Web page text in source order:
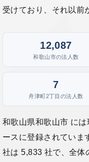
受けており、それ以前
12,087
和歌山市の法人数
7
舟津町2丁目の法人数
和歌山県和歌山市 に
ースに登録されていま
社は 5,833 社で、全体